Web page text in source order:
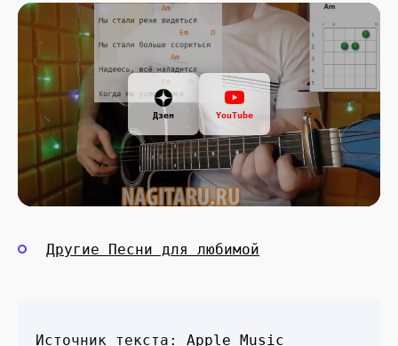
Дзен YouTube
Другие Песни для любимой
Источник текста: Apple Music